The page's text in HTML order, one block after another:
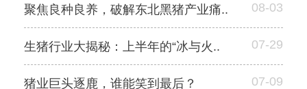
聚焦良种良养，破解东北黑猪产业痛.. 08-03
生猪行业大揭秘：上半年的“冰与火.. 07-29
猪业巨头逐鹿，谁能笑到最后？ 07-09